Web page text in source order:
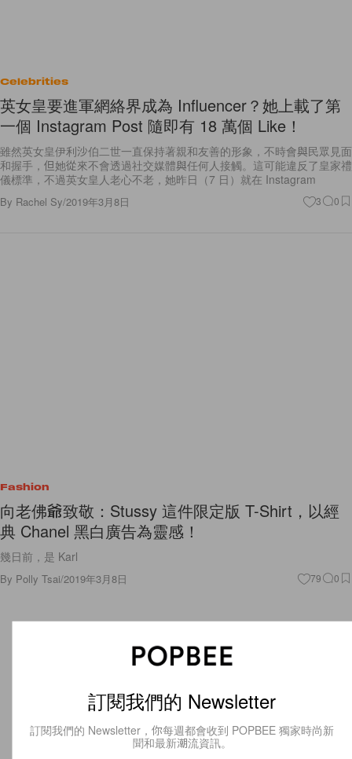
Celebrities
英女皇要進軍網絡界成為 Influencer？她上載了第
一個 Instagram Post 隨即有 18 萬個 Like！
雖然英女皇伊利沙伯二世一直保持著親和友善的形象，不時會與民眾見面
和握手，但她從來不會透過社交媒體與任何人接觸。這可能違反了皇家禮
儀標準，不過英女皇人老心不老，她昨日（7 日）就在 Instagram
By Rachel Sy/2019年3月8日 3 0
Fashion
向老佛爺致敬：Stussy 這件限定版 T-Shirt，以經
典 Chanel 黑白廣告為靈感！
幾日前，是 Karl
By Polly Tsai/2019年3月8日 79 0
訂閱我們的 Newsletter
訂閱我們的 Newsletter，你每週都會收到 POPBEE 獨家時尚新
聞和最新潮流資訊。